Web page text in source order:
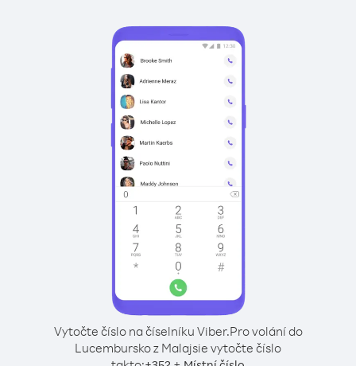
Vytočte číslo na číselníku Viber.Pro volání do
Lucembursko z Malajsie vytočte číslo